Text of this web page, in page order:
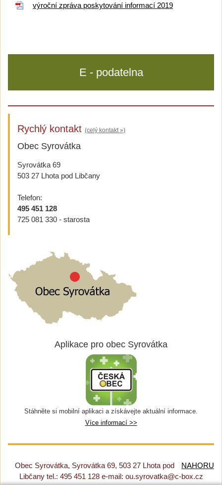
výroční zpráva poskytování informací 2019
E - podatelna
Rychlý kontakt (celý kontakt »)
Obec Syrovátka
Syrovátka 69
503 27 Lhota pod Libčany
Telefon:
495 451 128
725 081 330 - starosta
Aplikace pro obec Syrovátka
Stáhněte si mobilní aplikaci a získávejte aktuální informace.
Více informací >>
NAHORU
Obec Syrovátka, Syrovátka 69, 503 27 Lhota pod
Libčany tel.: 495 451 128 e-mail: ou.syrovatka@c-box.cz